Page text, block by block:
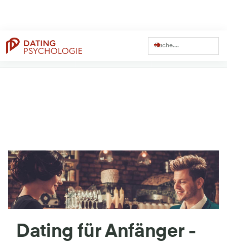
Dating Coach Seit
Über41 Millionen
Dating für Anfänger -